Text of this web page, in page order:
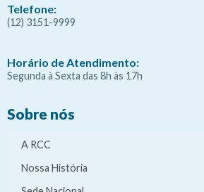
Telefone:
(12) 3151-9999
Horário de Atendimento:
Segunda à Sexta das 8h às 17h
Sobre nós
A RCC
Nossa História